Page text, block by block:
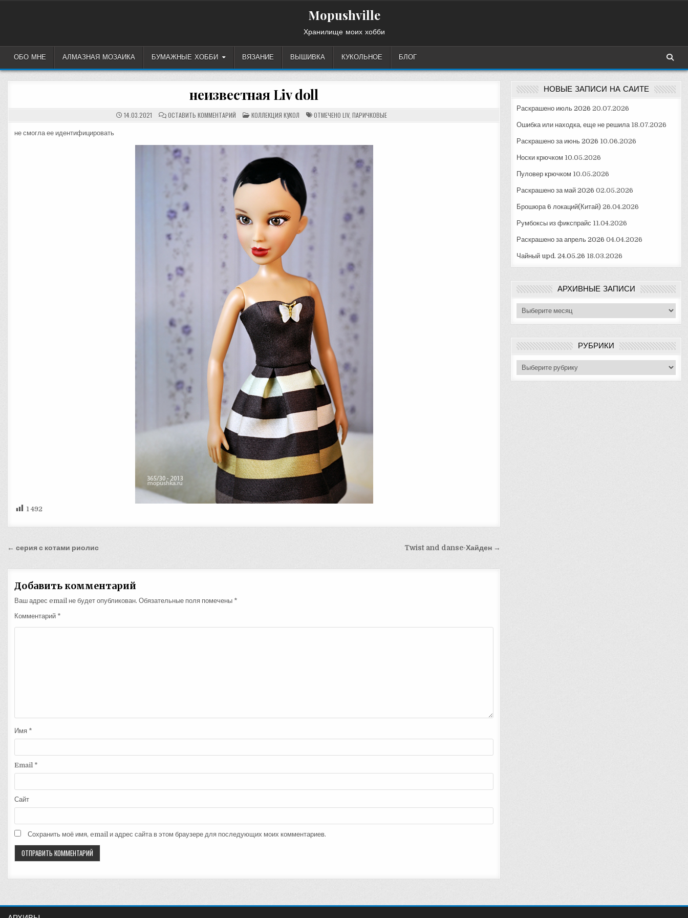
Mopushville
Хранилище моих хобби
ОБО МНЕ АЛМАЗНАЯ МОЗАИКА БУМАЖНЫЕ ХОББИ ВЯЗАНИЕ ВЫШИВКА КУКОЛЬНОЕ БЛОГ
неизвестная Liv doll
14.03.2021 ОСТАВИТЬ КОММЕНТАРИЙНА
НЕИЗВЕСТНАЯ
ОПУБЛИКОВАНО
В
КОЛЛЕКЦИЯ КУКОЛ ОТМЕЧЕНО LIV, ПАРИЧКОВЫЕ
не смогла ее идентифицировать
1 492
Навигация
записям
Twist and danse-Хайден →
← серия с котами риолис
Добавить комментарий
Ваш адрес email не будет опубликован. Обязательные поля помечены *
Комментарий *
Имя *
Email *
Сайт
Сохранить моё имя, email и адрес сайта в этом браузере для последующих моих комментариев.
НОВЫЕ ЗАПИСИ НА САЙТЕ
Раскрашено июль 2026 20.07.2026
Ошибка или находка, еще не решила 18.07.2026
Раскрашено за июнь 2026 10.06.2026
Носки крючком 10.05.2026
Пуловер крючком 10.05.2026
Раскрашено за май 2026 02.05.2026
Брошюра 6 локаций(Китай) 26.04.2026
Румбоксы из фикспрайс 11.04.2026
Раскрашено за апрель 2026 04.04.2026
Чайный upd. 24.05.26 18.03.2026
АРХИВНЫЕ ЗАПИСИ
Архивные
записи
РУБРИКИ
Рубрики